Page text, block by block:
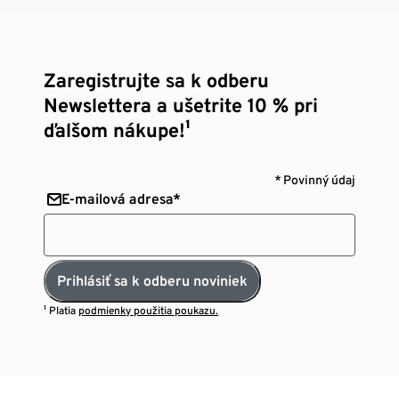
Zaregistrujte sa k odberu
Newslettera a ušetrite 10 % pri
ďalšom nákupe!¹
* Povinný údaj
E-mailová adresa*
Prihlásiť sa k odberu noviniek
¹ Platia podmienky použitia poukazu.